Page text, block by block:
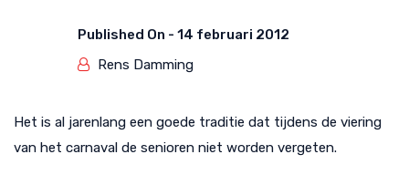
Published On - 14 februari 2012
Rens Damming
Het is al jarenlang een goede traditie dat tijdens de viering
van het carnaval de senioren niet worden vergeten.